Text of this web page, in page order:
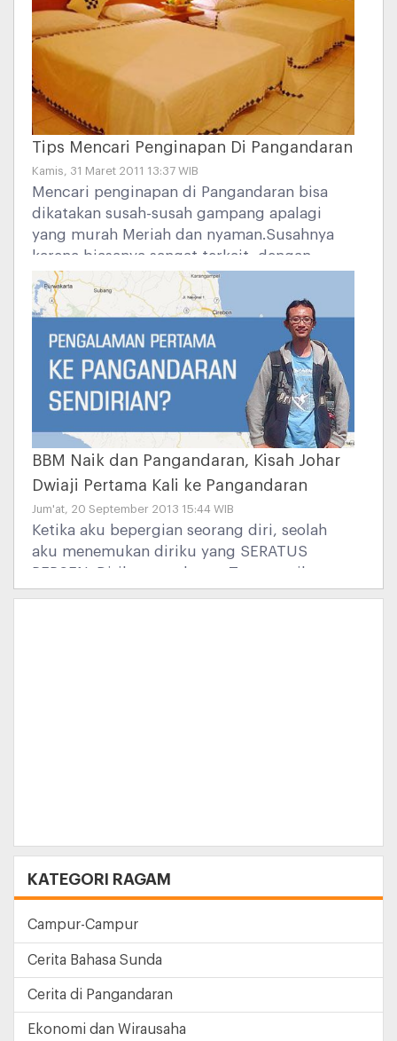
mendapatkan dari bangun malamnya itu
begadang saja.
Tips Mencari Penginapan Di Pangandaran
Kamis, 31 Maret 2011 13:37 WIB
Mencari penginapan di Pangandaran bisa
dikatakan susah-susah gampang apalagi
yang murah Meriah dan nyaman.Susahnya
karena biasanya sangat terkait, dengan
kondisi keramaian wisatawan itu
sendiri.Gampangnya apabila Anda sudah
tahu, dan faham dimana saja penginapan
atau cottege yang murah dan nyaman itu
berada.
BBM Naik dan Pangandaran, Kisah Johar
Dwiaji Pertama Kali ke Pangandaran
Jum'at, 20 September 2013 15:44 WIB
Ketika aku bepergian seorang diri, seolah
aku menemukan diriku yang SERATUS
PERSEN. Diriku yang lepas. Tanpa terikat
apapun. Seolah burung yang bebas
KATEGORI RAGAM
Campur-Campur
Cerita Bahasa Sunda
Cerita di Pangandaran
Ekonomi dan Wirausaha